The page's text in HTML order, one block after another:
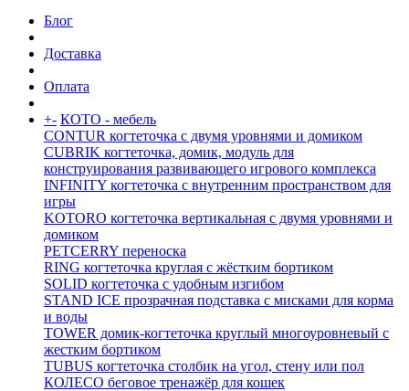
Блог
Доставка
Оплата
+- КОТО - мебель
CONTUR когтеточка с двумя уровнями и домиком
CUBRIK когтеточка, домик, модуль для
конструирования развивающего игрового комплекса
INFINITY когтеточка с внутренним пространством для
игры
KOTORO когтеточка вертикальная с двумя уровнями и
домиком
PETCERRY переноска
RING когтеточка круглая с жёстким бортиком
SOLID когтеточка с удобным изгибом
STAND ICE прозрачная подставка с мисками для корма
и воды
TOWER домик-когтеточка круглый многоуровневый с
жестким бортиком
TUBUS когтеточка столбик на угол, стену или пол
КОЛЕСО беговое тренажёр для кошек